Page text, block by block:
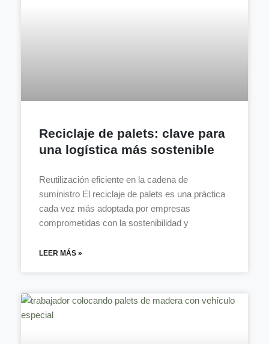
Reciclaje de palets: clave para
una logística más sostenible
Reutilización eficiente en la cadena de
suministro El reciclaje de palets es una práctica
cada vez más adoptada por empresas
comprometidas con la sostenibilidad y
LEER MÁS »